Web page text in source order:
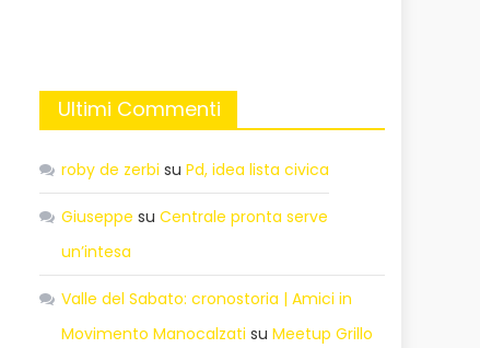
Ultimi Commenti
roby de zerbi suPd, idea lista civica
Giuseppe suCentrale pronta serve
un’intesa
Valle del Sabato: cronostoria | Amici in
Movimento Manocalzati suMeetup Grillo